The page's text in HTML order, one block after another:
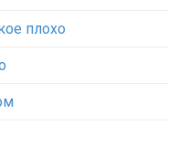
плохо